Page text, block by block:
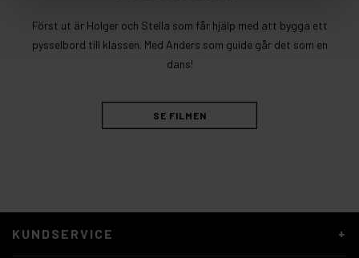
Först ut är Holger och Stella som får hjälp med att bygga ett
pysselbord till klassen. Med Anders som guide går det som en
dans!
SE FILMEN
KUNDSERVICE